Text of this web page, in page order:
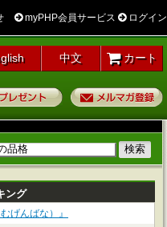
myPHP会員サービス ログイン
中文 カート
プレゼント
ング
げんばな）』